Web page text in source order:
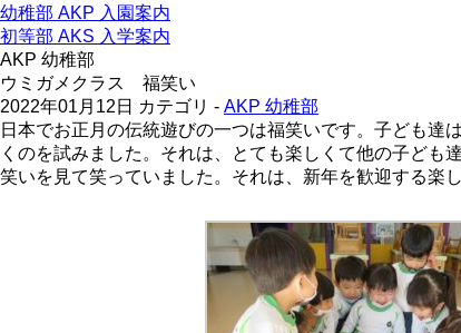
幼稚部 AKP 入園案内
初等部 AKS 入学案内
AKP 幼稚部
ウミガメクラス 福笑い
2022年01月12日 カテゴリ - AKP 幼稚部
日本でお正月の伝統遊びの一つは福笑いです。子ども
くのを試みました。それは、とても楽しくて他の子ど
笑いを見て笑っていました。それは、新年を歓迎する楽